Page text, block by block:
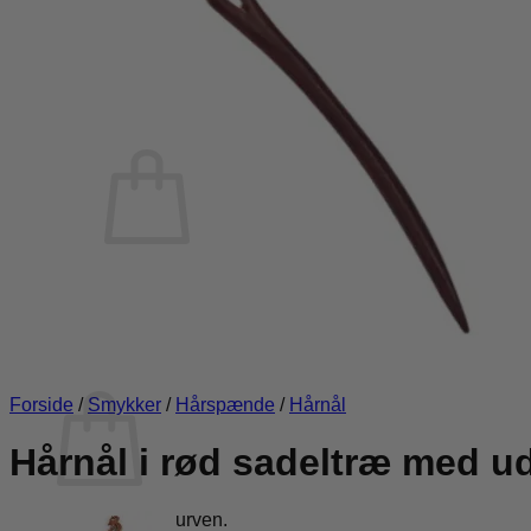
Læder armbånd
Ingen varer i kurven.
Forside / Smykker / Hårspænde / Hårnål
Hårnål i rød sadeltræ med